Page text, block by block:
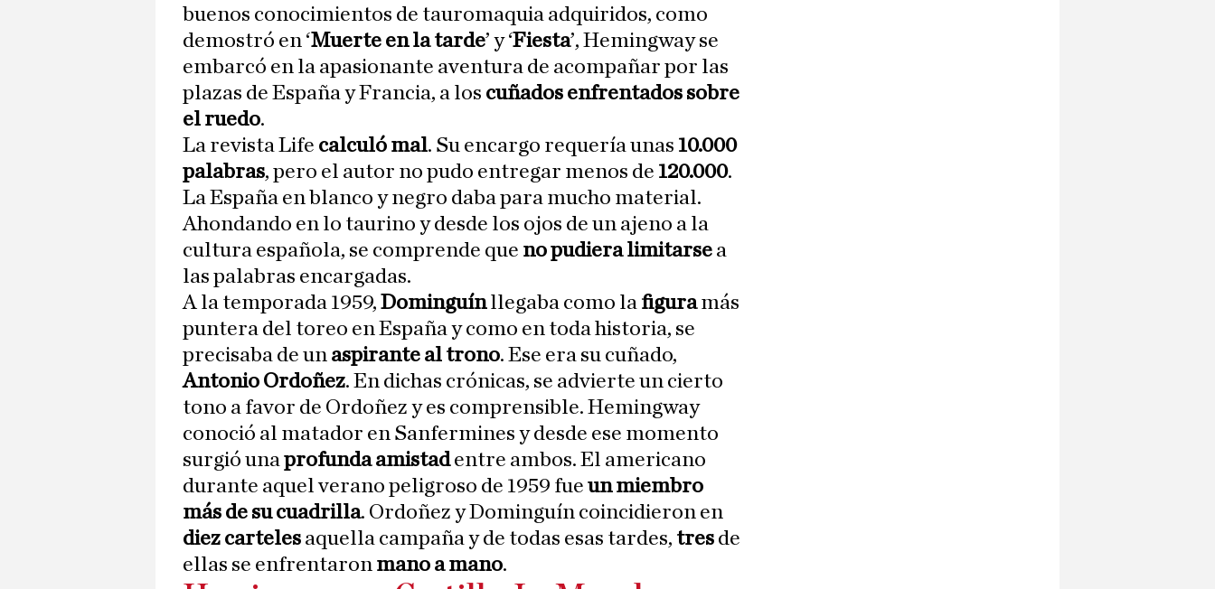
buenos conocimientos de tauromaquia adquiridos, como
demostró en ‘Muerte en la tarde’ y ‘Fiesta’, Hemingway se
embarcó en la apasionante aventura de acompañar por las
plazas de España y Francia, a los cuñados enfrentados sobre
el ruedo.
La revista Life calculó mal. Su encargo requería unas 10.000
palabras, pero el autor no pudo entregar menos de 120.000.
La España en blanco y negro daba para mucho material.
Ahondando en lo taurino y desde los ojos de un ajeno a la
cultura española, se comprende que no pudiera limitarse a
las palabras encargadas.
A la temporada 1959, Dominguínllegaba como la figuramás
puntera del toreo en España y como en toda historia, se
precisaba de un aspirante al trono. Ese era su cuñado,
Antonio Ordoñez. En dichas crónicas, se advierte un cierto
tono a favor de Ordoñez y es comprensible. Hemingway
conoció al matador en Sanfermines y desde ese momento
surgió unaprofunda amistadentre ambos. El americano
durante aquel verano peligroso de 1959 fue un miembro
más de su cuadrilla. Ordoñez y Dominguín coincidieron en
diez carteles aquella campaña y de todas esas tardes, tres de
ellas se enfrentaron mano a mano.